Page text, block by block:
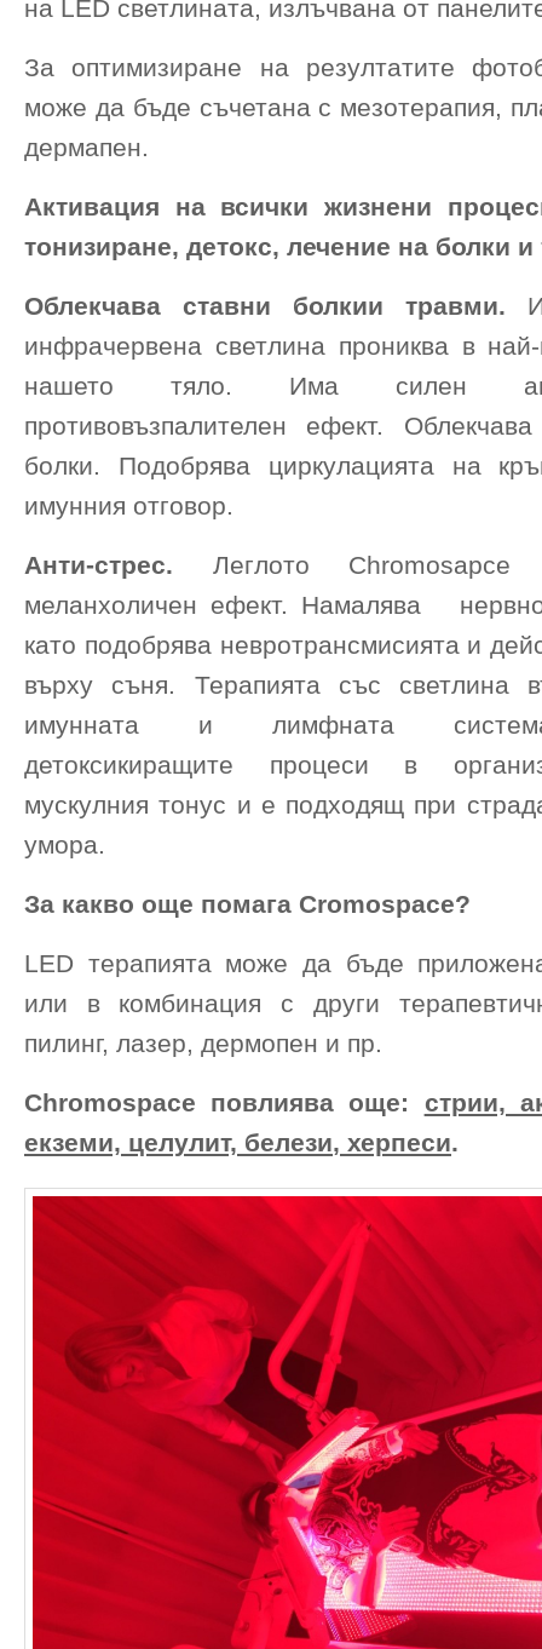
на LED светлината, излъчвана от
За оптимизиране на резултатите
може да бъде съчетана с мезотерапия,
дермапен.
Активация на всички жизнени
тонизиране, детокс, лечение на болки
Облекчава ставни болкии травми.
инфрачервена светлина прониква в
нашето тяло. Има силен
противовъзпалителен ефект. Облекчава
болки. Подобрява циркулацията на
имунния отговор.
Анти-стрес. Леглото
меланхоличен ефект. Намалява
като подобрява невротрансмисията и
върху съня. Терапията със светлина
имунната и лимфната
детоксикиращите процеси в
мускулния тонус и е подходящ при
умора.
За какво още помага Cromospace?
LED терапията може да бъде
или в комбинация с други
пилинг, лазер, дермопен и пр.
Chromospace повлиява още: стрии,
екземи, целулит, белези, херпеси.